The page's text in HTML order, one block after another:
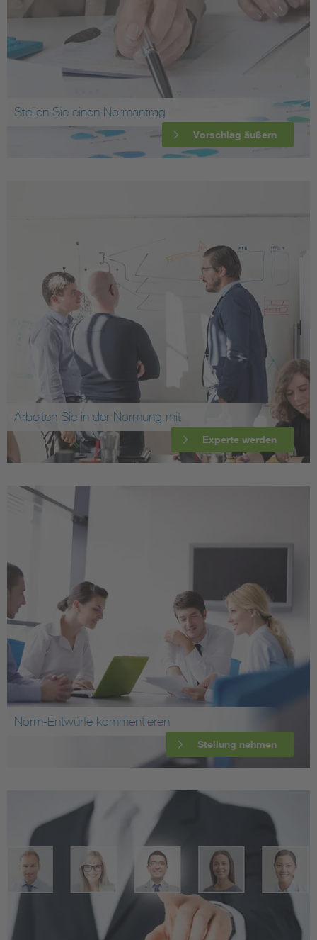
Stellen Sie einen Normantrag
Vorschlag äußern
Arbeiten Sie in der Normung mit
Experte werden
Norm-Entwürfe kommentieren
Stellung nehmen